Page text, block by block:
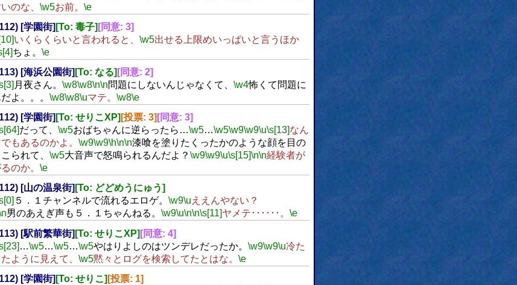
のな、 \w5お前。 \e
[学園街] [To: 毒子] [同意: 3]
いくらくらいと言われると、 \w5出せる上限めいっぱいと言うほか
ちょ。 \e
[海浜公園街] [To: なる] [同意: 2]
月夜さん。 \w8\w8\n\n問題にしないんじゃなくて、 \w4怖くて問題に
よ。。。 \w8\w8\uマテ。 \w8\e
[学園街] [To: せりこXP] [投票: 3] [同意: 3]
だって、 \w5おばちゃんに逆らったら…\w5…\w5\w9\w9\u\s[13]なん
もあるのかよ。 \w9\w9\h\n\n漆喰を塗りたくったかのような顔を目の
られて、 \w5大音声で怒鳴られるんだよ？ \w9\w9\u\s[15]\n\n経験者が
のか。 \e
[山の温泉街] [To: どどめうにゅう]
５．１チャンネルで流れるエロゲ。 \w9\u ええんやない？
男のあえぎ声も５．１ちゃんねる。 \w9\u\n\n\s[11]ヤメテ･･････。 \e
[駅前繁華街] [To: せりこXP] [同意: 4]
…\w5…\w5…\w5やはりよしのはツンデレだったか。 \w9\w9\u冷た
ように見えて、 \w5黙々とログを検索してたとはな。 \e
[学園街] [To: せりこ] [投票: 1]